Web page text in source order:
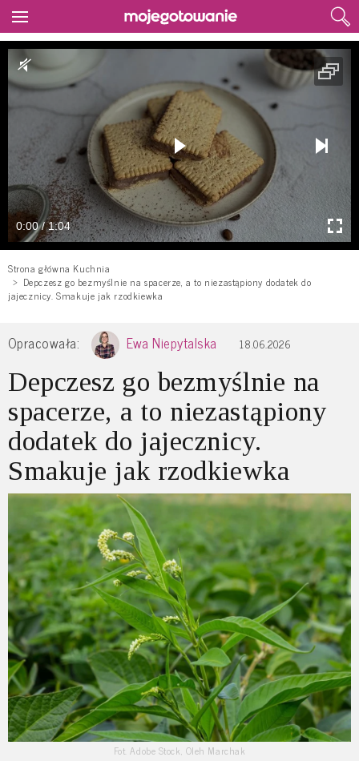
0:00 / 1:04
Strona główna Kuchnia
Depczesz go bezmyślnie na spacerze, a to niezastąpiony dodatek do
jajecznicy. Smakuje jak rzodkiewka
Opracowała: Ewa Niepytalska 18.06.2026
Depczesz go bezmyślnie na
spacerze, a to niezastąpiony
dodatek do jajecznicy.
Smakuje jak rzodkiewka
Fot. Adobe Stock, Oleh Marchak